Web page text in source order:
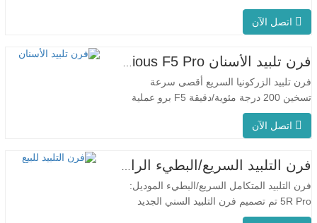
مبتكرة درجة حرارة الفرن الموحدة يتميز جهاز
360 درجة درجة حرارة موحدة للفرن ونتائج
تلبيد متسقة. مناسبة للتطبيقات المخبرية بفضل
معدل…
اتصل الآن
فرن تلبيد الزركونيا السريع أقصى سرعة
تسخين 200 درجة مئوية/دقيقة F5 برو عملية
360 درجة درجة حرارة موحدة للفرن ونتائج
تلبيد متسقة. يُعد جهاز F5 Pro مثاليًا
للاستخدام…
اتصل الآن
فرن التلبيد المتكامل السريع/البطيء الموديل:
5R Pro تم تصميم فرن التلبيد السني الجديد
خصيصًا لطب الأسنان، مع وقت إطلاق سريع